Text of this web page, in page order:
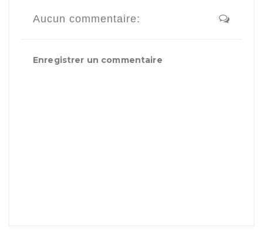
Aucun commentaire:
Enregistrer un commentaire